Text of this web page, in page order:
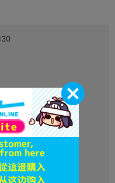
日
ク
00007